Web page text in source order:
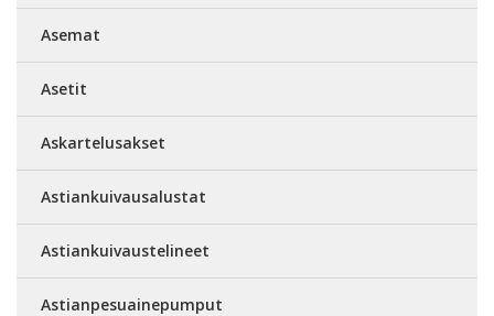
Asemat
Asetit
Askartelusakset
Astiankuivausalustat
Astiankuivaustelineet
Astianpesuainepumput